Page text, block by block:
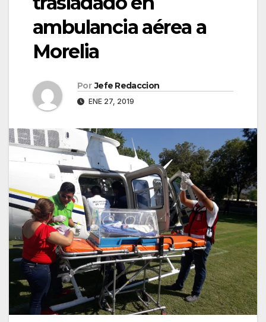
ambulancia aérea a
Morelia
Por Jefe Redaccion
ENE 27, 2019